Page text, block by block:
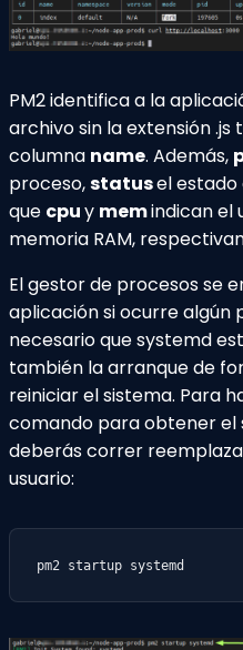
PM2 identifica a la
archivo sin la extensión
columna name. Además,
proceso,statusel estado
que cpuy memindican el
memoria RAM,
El gestor de procesos se
aplicación si ocurre algún
necesario que systemd
también la arranque de
reiniciar el sistema. Para
comando para obtener el
deberás correr
usuario:
pm2 startup systemd